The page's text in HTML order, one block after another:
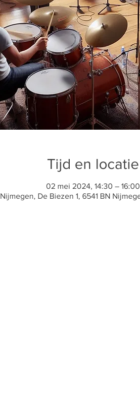
Tijd en locatie
02 mei 2024, 14:30 – 16:00
Nijmegen, De Biezen 1, 6541 BN